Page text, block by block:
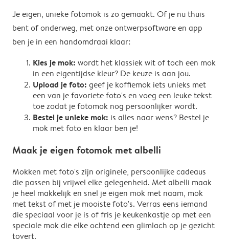
Je eigen, unieke fotomok is zo gemaakt. Of je nu thuis
bent of onderweg, met onze ontwerpsoftware en app
ben je in een handomdraai klaar:
Kies je mok: wordt het klassiek wit of toch een mok
in een eigentijdse kleur? De keuze is aan jou.
Upload je foto: geef je koffiemok iets unieks met
een van je favoriete foto's en voeg een leuke tekst
toe zodat je fotomok nog persoonlijker wordt.
Bestel je unieke mok: is alles naar wens? Bestel je
mok met foto en klaar ben je!
Maak je eigen fotomok met albelli
Mokken met foto's zijn originele, persoonlijke cadeaus
die passen bij vrijwel elke gelegenheid. Met albelli maak
je heel makkelijk en snel je eigen mok met naam, mok
met tekst of met je mooiste foto's. Verras eens iemand
die speciaal voor je is of fris je keukenkastje op met een
speciale mok die elke ochtend een glimlach op je gezicht
tovert.